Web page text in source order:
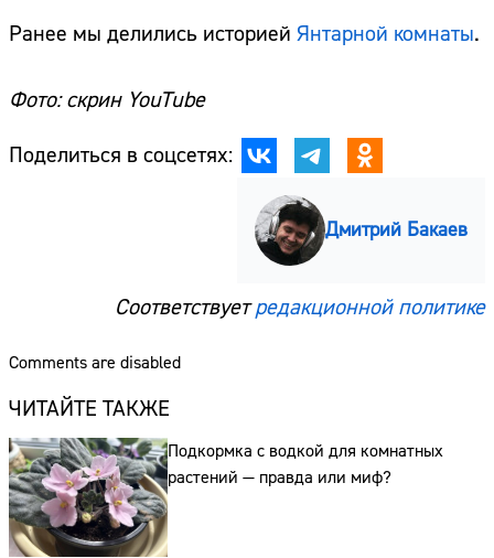
Ранее мы делились историей Янтарной комнаты.
Фото: скрин YouTube
Поделиться в соцсетях:
Дмитрий Бакаев
Соответствуетредакционной политике
Comments are disabled
ЧИТАЙТЕ ТАКЖЕ
Подкормка с водкой для комнатных
растений — правда или миф?